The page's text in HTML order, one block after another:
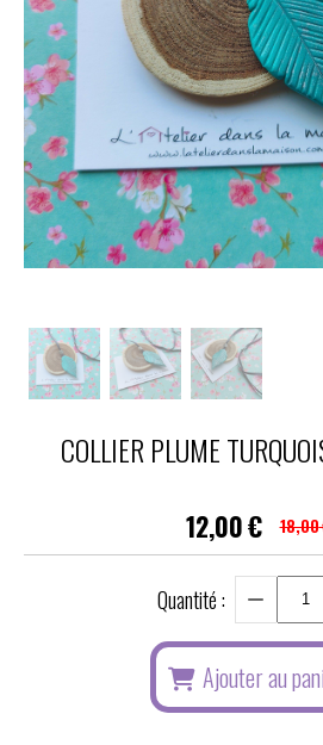
COLLIER PLUME
12,00€ 18,00
Quantité :
Ajouter au